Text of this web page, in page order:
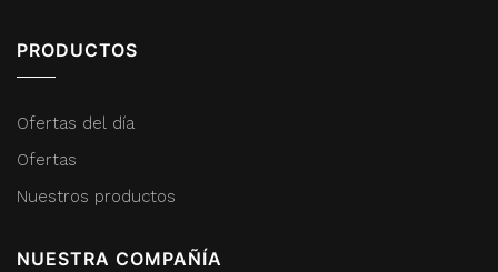
PRODUCTOS
Ofertas del día
Ofertas
Nuestros productos
NUESTRA COMPAÑÍA